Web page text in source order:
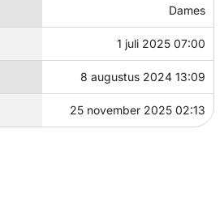
Dames
1 juli 2025 07:00
8 augustus 2024 13:09
25 november 2025 02:13